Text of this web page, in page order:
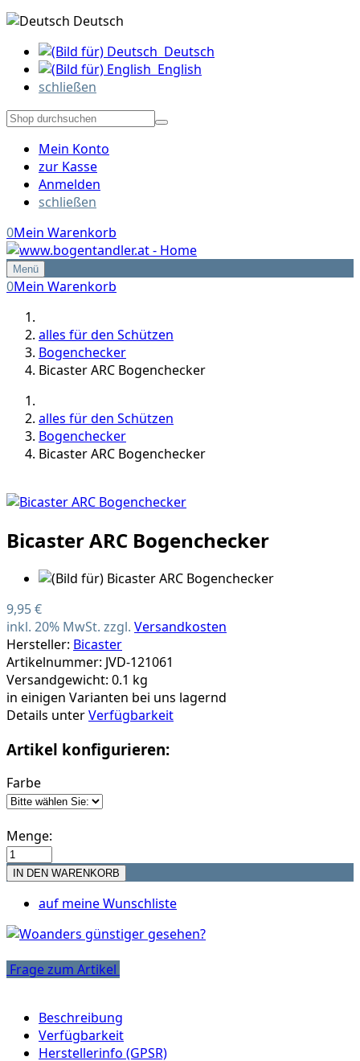
Deutsch
Deutsch
English
schließen
Mein Konto
zur Kasse
Anmelden
schließen
0Mein Warenkorb
Menü
0Mein Warenkorb
alles für den Schützen
Bogenchecker
Bicaster ARC Bogenchecker
alles für den Schützen
Bogenchecker
Bicaster ARC Bogenchecker
Bicaster ARC Bogenchecker
9,95 €
inkl. 20% MwSt. zzgl. Versandkosten
Hersteller: Bicaster
Artikelnummer: JVD-121061
Versandgewicht: 0.1 kg
in einigen Varianten bei uns lagernd
Details unterVerfügbarkeit
Artikel konfigurieren:
Farbe
Menge:
auf meine Wunschliste
Frage zum Artikel
Beschreibung
Verfügbarkeit
Herstellerinfo (GPSR)